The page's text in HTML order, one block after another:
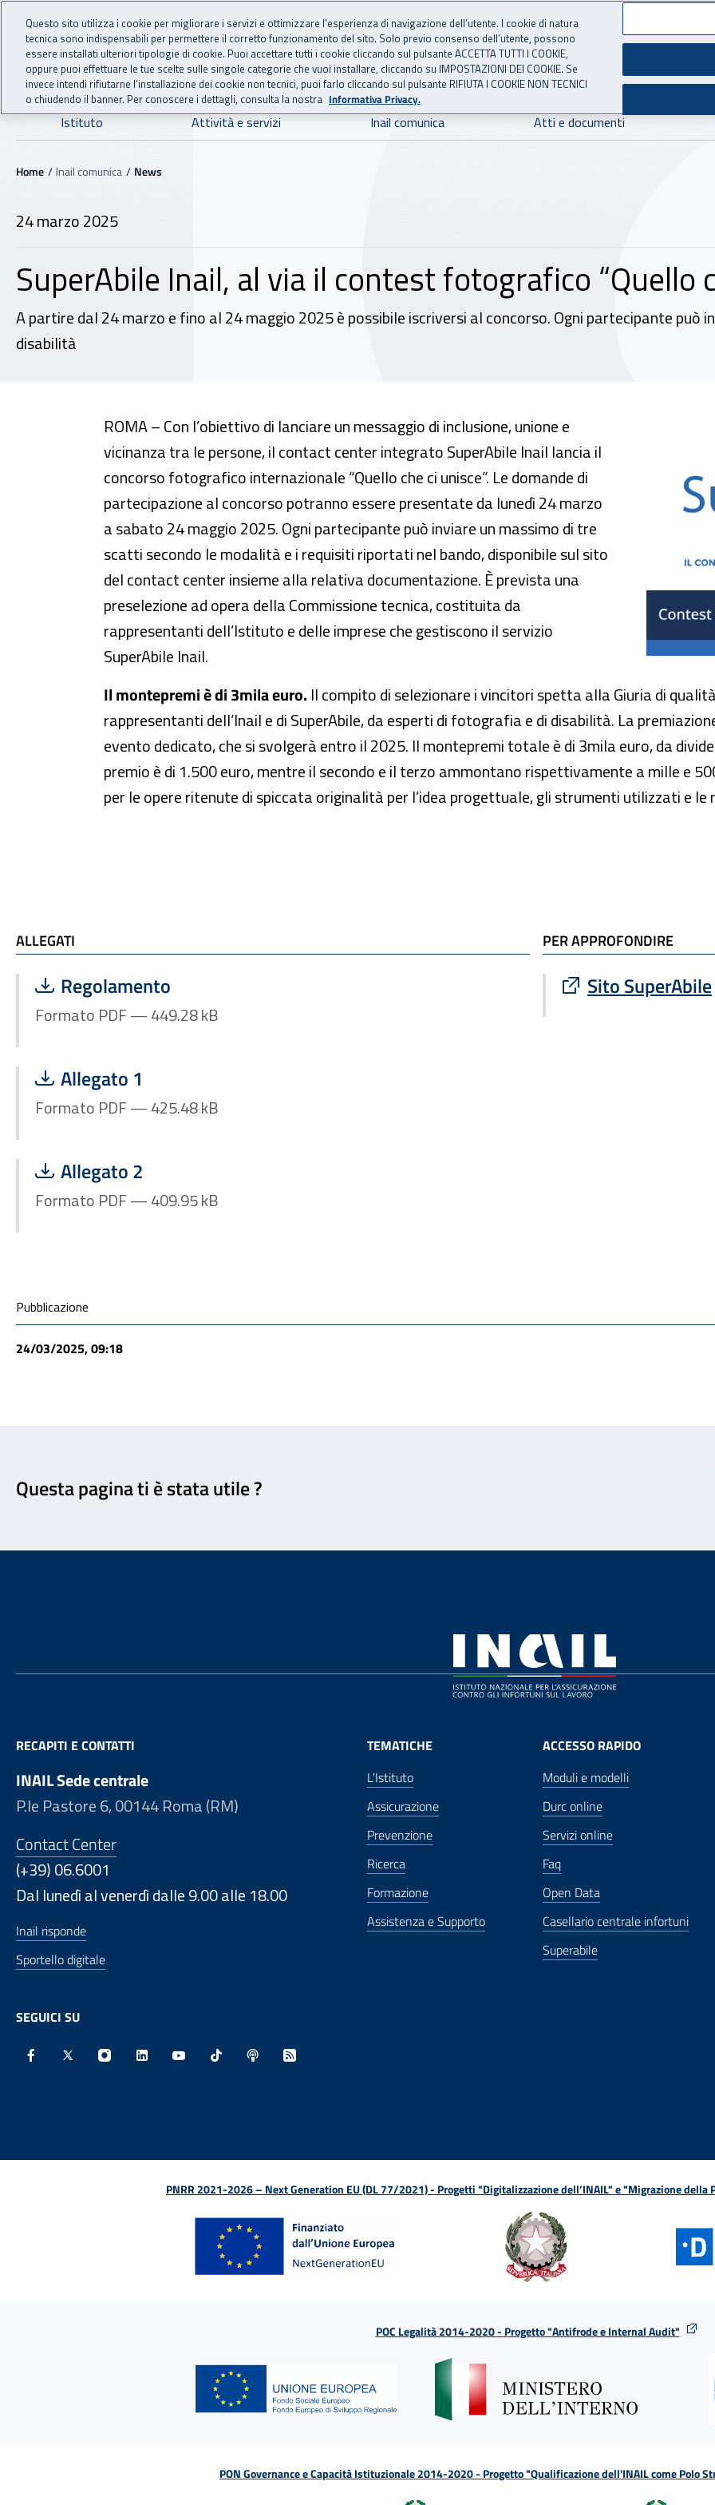
Vai al menu principale
Vai al contenuto principale
INAIL - Istituto Nazionale per l'Assicurazione
Navigazione principale
Istituto Attività e servizi Inail comunica Atti e documenti
Navigazione - Ti trovi in:
Home Inail comunica News
24 marzo 2025
SuperAbile Inail, al via il contest fotografico “Quello
A partire dal 24 marzo e fino al 24 maggio 2025 è possibile iscriversi al concorso. Ogni partecipante può
disabilità
SuperAbile Inail, al via il contest fotografico “Quello che ci unisce”
ROMA – Con l’obiettivo di lanciare un messaggio di inclusione, unione e
vicinanza tra le persone, il contact center integrato SuperAbile Inail lancia il
concorso fotografico internazionale “Quello che ci unisce”. Le domande di
partecipazione al concorso potranno essere presentate da lunedì 24 marzo
a sabato 24 maggio 2025. Ogni partecipante può inviare un massimo di tre
scatti secondo le modalità e i requisiti riportati nel bando, disponibile sul sito
del contact center insieme alla relativa documentazione. È prevista una
preselezione ad opera della Commissione tecnica, costituita da
rappresentanti dell’Istituto e delle imprese che gestiscono il servizio
SuperAbile Inail.
Il montepremi è di 3mila euro. Il compito di selezionare i vincitori spetta alla Giuria di
rappresentanti dell’Inail e di SuperAbile, da esperti di fotografia e di disabilità. La
evento dedicato, che si svolgerà entro il 2025. Il montepremi totale è di 3mila euro, da
premio è di 1.500 euro, mentre il secondo e il terzo ammontano rispettivamente a mille e
per le opere ritenute di spiccata originalità per l’idea progettuale, gli strumenti utilizzati e le
ALLEGATI e TI POTREBBE INTERESSARE
ALLEGATI
Scarica file:
Regolamento
Formato PDF — Dimensione 449.28 kB
Formato PDF — 449.28 kB
Scarica file:
Allegato 1
Formato PDF — Dimensione 425.48 kB
Formato PDF — 425.48 kB
Scarica file:
Allegato 2
Formato PDF — Dimensione 409.95 kB
Formato PDF — 409.95 kB
PER APPROFONDIRE
Sito SuperAbile
Sito esterno : apre
Condivisione social
Pubblicazione
24/03/2025, 09:18
Questa pagina ti è stata utile ?
RECAPITI E CONTATTI
INAIL Sede centrale
P.le Pastore 6, 00144 Roma (RM)
Contact Center
(+39) 06.6001
Dal lunedì al venerdì dalle 9.00 alle 18.00
Inail risponde
Sportello digitale
SEGUICI SU
TEMATICHE
L'Istituto
Assicurazione
Prevenzione
Ricerca
Formazione
Assistenza e Supporto
ACCESSO RAPIDO
Moduli e modelli
Durc online
Servizi online
Faq
Open Data
Casellario centrale infortuni
Superabile
PNRR 2021-2026 – Next Generation EU (DL 77/2021) - Progetti "Digitalizzazione dell’INAIL" e "Migrazione della
POC Legalità 2014-2020 - Progetto "Antifrode e Internal Audit"
PON Governance e Capacità Istituzionale 2014-2020 - Progetto "Qualificazione dell'INAIL come Polo
Questo sito utilizza i cookie per migliorare i servizi e ottimizzare l’esperienza di navigazione dell’utente. I cookie di natura
tecnica sono indispensabili per permettere il corretto funzionamento del sito. Solo previo consenso dell’utente, possono
essere installati ulteriori tipologie di cookie. Puoi accettare tutti i cookie cliccando sul pulsante ACCETTA TUTTI I COOKIE,
oppure puoi effettuare le tue scelte sulle singole categorie che vuoi installare, cliccando su IMPOSTAZIONI DEI COOKIE. Se
invece intendi rifiutarne l’installazione dei cookie non tecnici, puoi farlo cliccando sul pulsante RIFIUTA I COOKIE NON TECNICI
o chiudendo il banner. Per conoscere i dettagli, consulta la nostra Informativa Privacy.